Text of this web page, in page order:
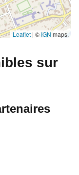
Leaflet | © IGN maps.
sur